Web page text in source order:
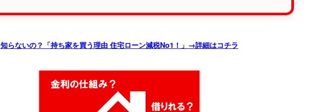
知らないの？「持ち家を買う理由 住宅ローン減税No1！」 →詳細はコチラ